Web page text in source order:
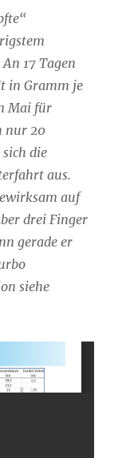
17 Tagen
in Gramm je
Mai für
nur 20
die
aus.
auf
drei Finger
gerade er
siehe